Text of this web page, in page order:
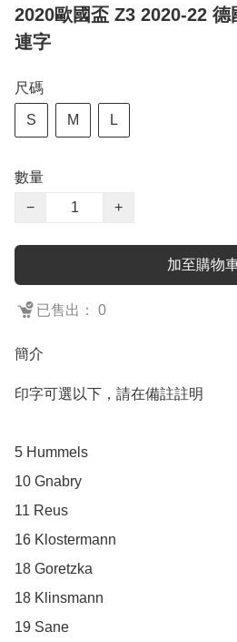
2020歐國盃 Z3 2020-22
連字
尺碼
S M L
數量
−
+
加至購物
已售出： 0
簡介
印字可選以下，請在備註註明
5 Hummels
10 Gnabry
11 Reus
16 Klostermann
18 Goretzka
18 Klinsmann
19 Sane